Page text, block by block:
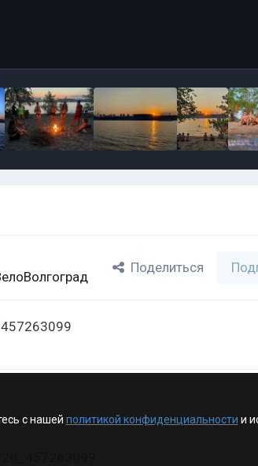
Поделиться
457263099
с нашей политикой конфиденциальности и